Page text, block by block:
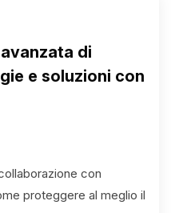
di
e soluzioni con
con
proteggere al meglio il